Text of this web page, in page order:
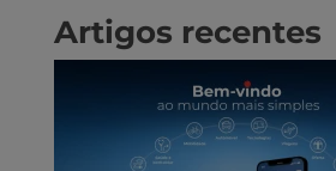
Artigos recentes